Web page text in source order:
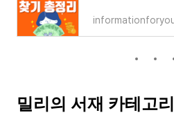
밀리의 서재 카테고